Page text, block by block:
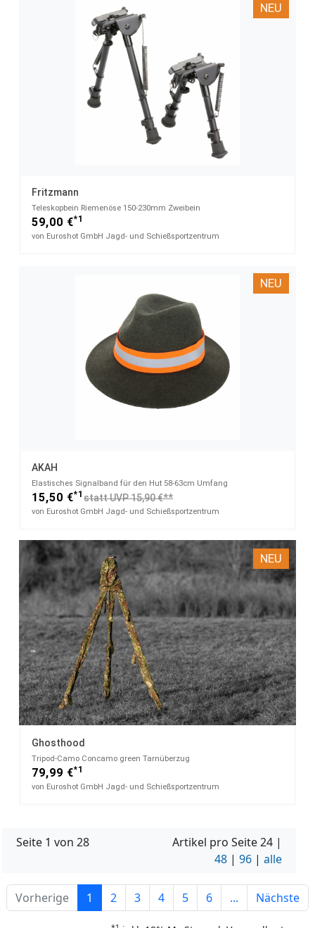
NEU
Fritzmann
Teleskopbein Riemenöse​ 150-230mm Zweibein
59,00 €*1
von Euroshot GmbH Jagd- und Schießsportzentrum
NEU
AKAH
Elastisches Signalband​ für den Hut 58-63cm Umfang
15,50 €*1 statt UVP 15,90 €**
von Euroshot GmbH Jagd- und Schießsportzentrum
NEU
Ghosthood
Tripod-Camo​ Concamo green Tarnüberzug
79,99 €*1
von Euroshot GmbH Jagd- und Schießsportzentrum
Seite 1 von 28 Artikel pro Seite24 |
48 | 96 | alle
Vorherige 1 2 3 4 5 6 ... Nächste